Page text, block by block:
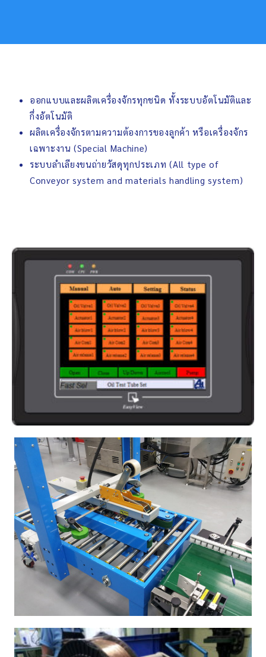
ออกแบบและผลิตเครื่องจักรทุกชนิด ทั้งระบบอัตโนมัติและ
กึ่งอัตโนมัติ
ผลิตเครื่องจักรตามความต้องการของลูกค้า หรือเครื่องจักร
เฉพาะงาน (Special Machine)
ระบบลำเลียงขนถ่ายวัสดุทุกประเภท (All type of
Conveyor system and materials handling system)